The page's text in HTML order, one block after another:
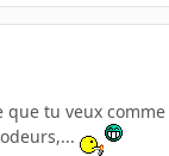
tu veux comme